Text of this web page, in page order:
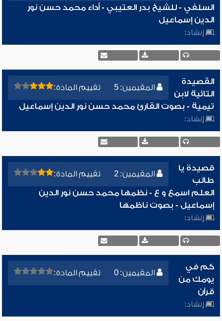
السلفي - للشيخ بدر العتيبي - أداء محمد حسن نور
الدين إسماعيل
إنشاد:
المقيمين: 5 تقييم المادة:
القصيدة
التائية لابن
تيمية - بصوت القارئ محمد حسن نور الدين إسماعيل
إنشاد:
المقيمين: 2 تقييم المادة:
قصيدة يا
طالب
العلم اسمع و ع - نظمها محمد حسن نور الدين
إسماعيل - بصوت ناظمها
إنشاد:
المقيمين: 0 تقييم المادة:
كم في
يومك من
قرآن
إنشاد: